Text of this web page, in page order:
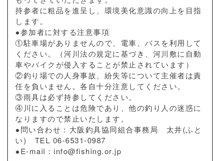
持参者に粗品を進呈し、環境美化意識の向上を目指
します。
●参加者に対する注意事項
①駐車場がありませんので、電車、バスを利用して
ください。（河川法の規定に基づき、河川敷に自動
車やバイクが侵入することが禁止されています）
②釣り場での人身事故、紛失等について主催者は責
任を負いません。各自十分注意してください。
③雨具は必ず持参してください。
④川に入ることは危険であり、他の釣り人の迷惑に
なりますので禁止いたします。
●問い合わせ：大阪釣具協同組合事務局 太井(ふと
い) TEL 06-6531-0987
●E-mail：info@fishing.or.jp